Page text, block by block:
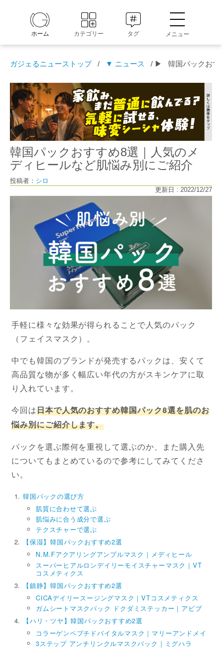
ホーム カテゴリー タグ メニュー
ガジェるニューストップ / ▼ ニュース / ▶ 韓国パックお
韓国パックおすすめ8選｜人気のメ
ディヒールなど肌悩み別にご紹介
投稿者： シロ
更新日 : 2022/12/27
手軽に様々な効果が得られることで人気のパック
（フェイスマスク）。
中でも韓国のブランドが発売するパックは、安くて
高品質な物が多く幅広い年代の方がスキンケアに取
り入れています。
今回は日本で人気のおすすめ韓国パック8選を肌のお
悩み別にご紹介します。
パックを選ぶ際何を重視して選ぶのか、また購入先
についてもまとめているので参考にしてみてくださ
い。
韓国パックの選び方
肌質に合わせて選ぶ
肌悩みに合う成分で選ぶ
テクスチャーで選ぶ
【保湿】韓国パックおすすめ2選
N.M.Fアクアリングアンプルマスク｜メディヒール
スーパーヒアルロンデイリーモイスチャーマスク｜VT
コスメティクス
【鎮静】韓国パックおすすめ2選
CICAデイリースージングマスク｜VTコスメティクス
ガムシートマスクパック ドクダミステッカー｜アビブ
【ハリ・ツヤ】韓国パックおすすめ2選
コラーゲンペプチドバイタルマスク｜マリーアンドメイ
3ステップ アンチリンクルマスクパック｜ミグハラ